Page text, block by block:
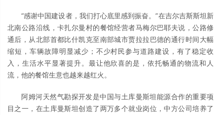
“感谢中国建设者，我们打心底里感到振奋。”在吉尔吉斯斯坦新
北南公路沿线，卡扎尔曼村的餐馆经营者马梅尔巴耶夫说，公路修
通后，从北部首都比什凯克至南部城市贾拉拉巴德的通行时间大幅
缩短，车辆故障明显减少；不少村民参与道路建设，有了稳定收
入，生活水平显著提升。最让他欣喜的是，依托畅通的物流和人
流，他的餐馆生意也越来越红火。
阿姆河天然气勘探开发是中国与土库曼斯坦能源合作的重要项
目之一，在土库曼斯坦创造了两万多个就业岗位，中方公司培养了